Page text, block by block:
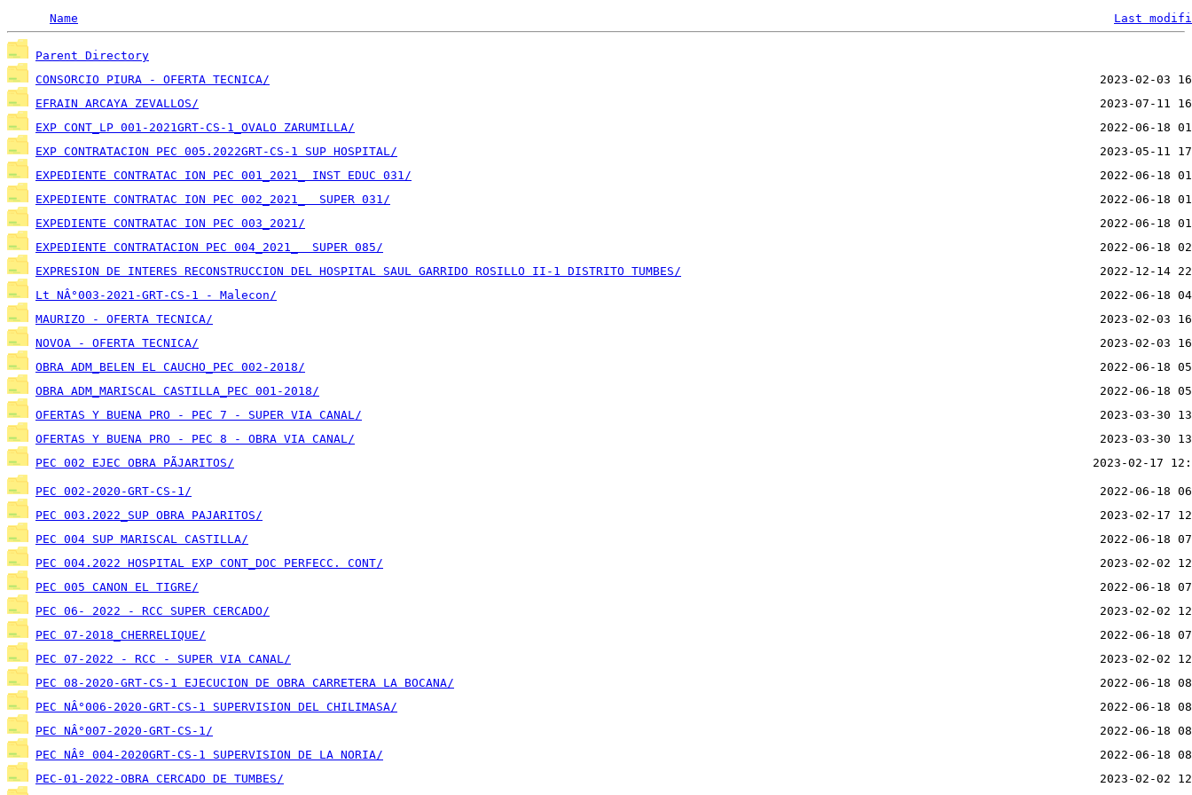
Name Last
Parent Directory
CONSORCIO PIURA - OFERTA TECNICA/
EFRAIN ARCAYA ZEVALLOS/
EXP CONT_LP 001-2021GRT-CS-1_OVALO ZARUMILLA/
EXP CONTRATACION PEC 005.2022GRT-CS-1 SUP HOSPITAL/
EXPEDIENTE CONTRATAC ION PEC 001_2021_ INST EDUC 031/
EXPEDIENTE CONTRATAC ION PEC 002_2021_  SUPER 031/
EXPEDIENTE CONTRATAC ION PEC 003_2021/
EXPEDIENTE CONTRATACION PEC 004_2021_  SUPER 085/
EXPRESION DE INTERES RECONSTRUCCION DEL HOSPITAL SAUL GARRIDO ROSILLO II-1 DISTRITO TUMBES/
Lt NÂ°003-2021-GRT-CS-1 - Malecon/
MAURIZO - OFERTA TECNICA/
NOVOA - OFERTA TECNICA/
OBRA ADM_BELEN EL CAUCHO_PEC 002-2018/
OBRA ADM_MARISCAL CASTILLA_PEC 001-2018/
OFERTAS Y BUENA PRO - PEC 7 - SUPER VIA CANAL/
OFERTAS Y BUENA PRO - PEC 8 - OBRA VIA CANAL/
PEC 002 EJEC OBRA PÃJARITOS/
PEC 002-2020-GRT-CS-1/
PEC 003.2022_SUP OBRA PAJARITOS/
PEC 004 SUP MARISCAL CASTILLA/
PEC 004.2022 HOSPITAL EXP CONT_DOC PERFECC. CONT/
PEC 005 CANON EL TIGRE/
PEC 06- 2022 - RCC SUPER CERCADO/
PEC 07-2018_CHERRELIQUE/
PEC 07-2022 - RCC - SUPER VIA CANAL/
PEC 08-2020-GRT-CS-1 EJECUCION DE OBRA CARRETERA LA BOCANA/
PEC NÂ°006-2020-GRT-CS-1 SUPERVISION DEL CHILIMASA/
PEC NÂ°007-2020-GRT-CS-1/
PEC NÂº 004-2020GRT-CS-1 SUPERVISION DE LA NORIA/
PEC-01-2022-OBRA CERCADO DE TUMBES/